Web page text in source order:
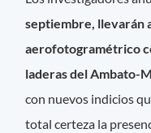
septiembre, llevarán
aerofotogramétrico
laderas del Ambato-
con nuevos indicios
total certeza la